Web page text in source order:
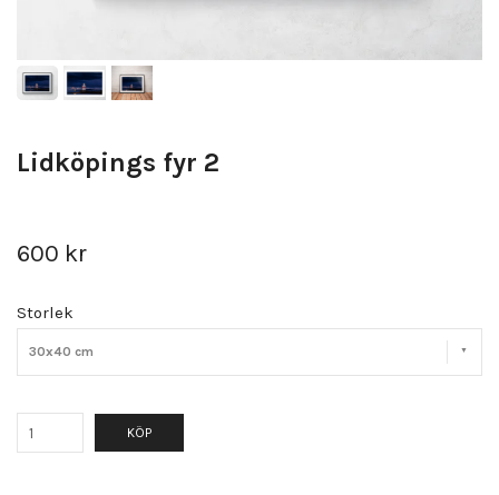
Lidköpings fyr 2
600 kr
Storlek
30x40 cm
KÖP